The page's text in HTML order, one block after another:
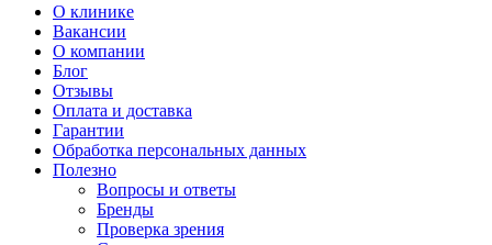
О клинике
Вакансии
О компании
Блог
Отзывы
Оплата и доставка
Гарантии
Обработка персональных данных
Полезно
Вопросы и ответы
Бренды
Проверка зрения